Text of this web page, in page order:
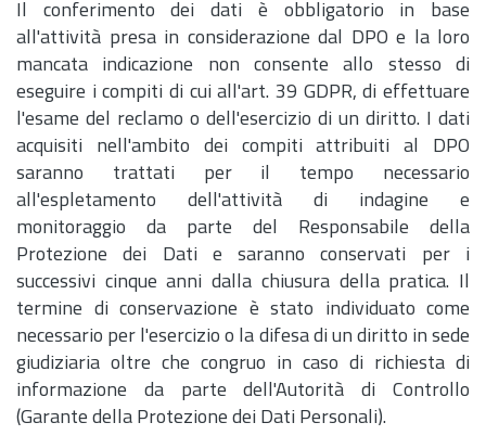
Il conferimento dei dati è obbligatorio in base
all'attività presa in considerazione dal DPO e la loro
mancata indicazione non consente allo stesso di
eseguire i compiti di cui all'art. 39 GDPR, di effettuare
l'esame del reclamo o dell'esercizio di un diritto. I dati
acquisiti nell'ambito dei compiti attribuiti al DPO
saranno trattati per il tempo necessario
all'espletamento dell'attività di indagine e
monitoraggio da parte del Responsabile della
Protezione dei Dati e saranno conservati per i
successivi cinque anni dalla chiusura della pratica. Il
termine di conservazione è stato individuato come
necessario per l'esercizio o la difesa di un diritto in sede
giudiziaria oltre che congruo in caso di richiesta di
informazione da parte dell'Autorità di Controllo
(Garante della Protezione dei Dati Personali).